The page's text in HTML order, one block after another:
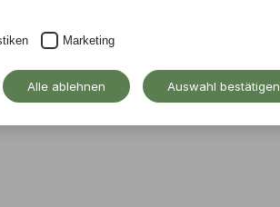
Marketing
Alle ablehnen Auswahl bestätigen